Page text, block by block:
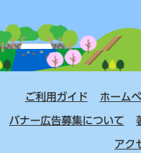
ご利用ガイド ホーム
バナー広告募集について
アク